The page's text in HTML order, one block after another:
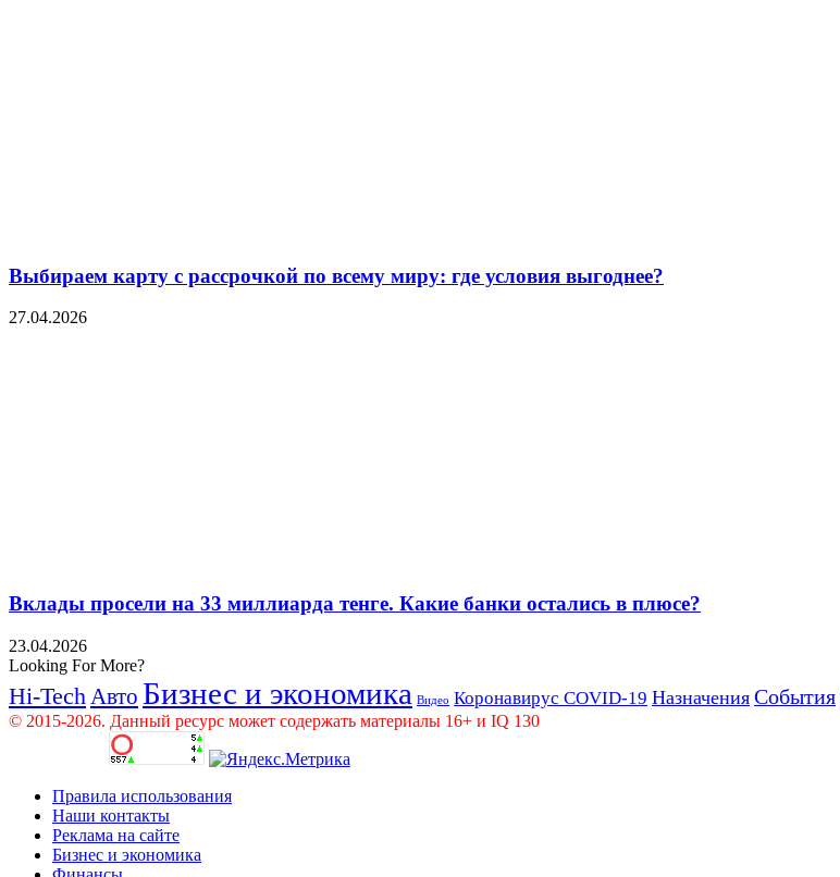
Выбираем карту с рассрочкой по всему миру: где условия выгоднее?
27.04.2026
Вклады просели на 33 миллиарда тенге. Какие банки остались в плюсе?
23.04.2026
Looking For More?
Hi-Tech Авто Бизнес и экономика Видео Коронавирус COVID-19 Назначения События
© 2015-2026. Данный ресурс может содержать материалы 16+ и IQ 130
Правила использования
Наши контакты
Реклама на сайте
Бизнес и экономика